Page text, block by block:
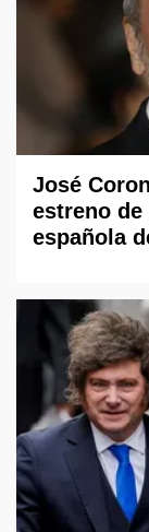
José
estreno
española